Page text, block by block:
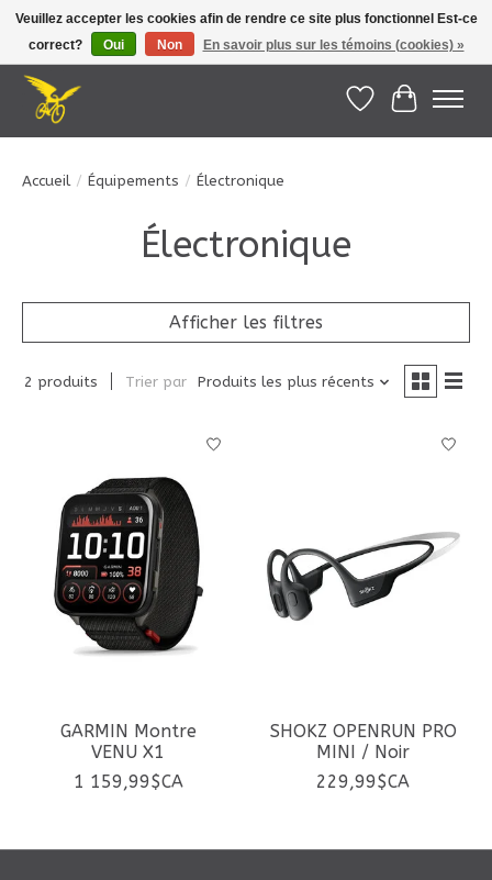
Le Pédalier | Îles de la Madeleine |info@lepedalier.com| 1-418-986-2965
Liste dePanier
Accueil / Équipements / Électronique
Électronique
Afficher les filtres
2 produits Trier par Produits les plus récents
GARMIN Montre
VENU X1
1 159,99$CA
SHOKZ OPENRUN PRO
MINI / Noir
229,99$CA
Veuillez accepter les cookies afin de rendre ce site plus fonctionnel Est-ce
correct?
Oui Non En savoir plus sur les témoins (cookies) »